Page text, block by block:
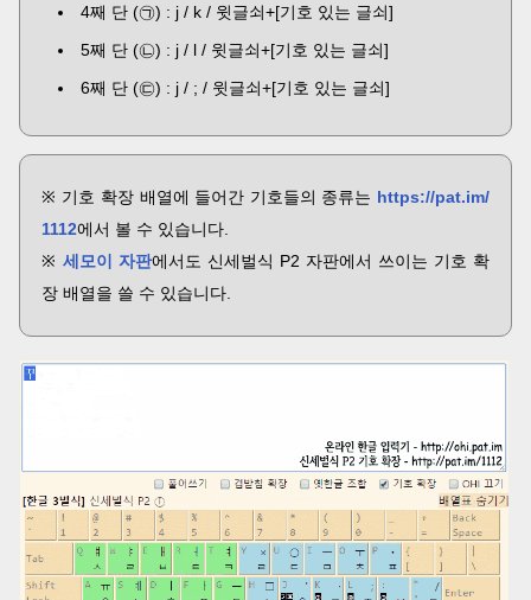
4째 단 (㉠) : j / k / 윗글쇠+[기호 있는 글쇠]
5째 단 (㉡) : j / l / 윗글쇠+[기호 있는 글쇠]
6째 단 (㉢) : j / ; / 윗글쇠+[기호 있는 글쇠]
※ 기호 확장 배열에 들어간 기호들의 종류는 https://pat.im/
1112에서 볼 수 있습니다.
※ 세모이 자판에서도 신세벌식 P2 자판에서 쓰이는 기호 확
장 배열을 쓸 수 있습니다.